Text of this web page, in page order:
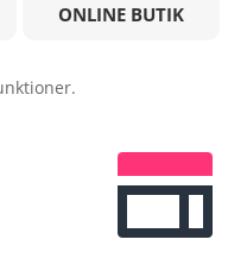
ONLINE BUTIK